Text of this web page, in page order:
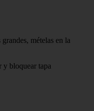
mételas en la
y bloquear tapa